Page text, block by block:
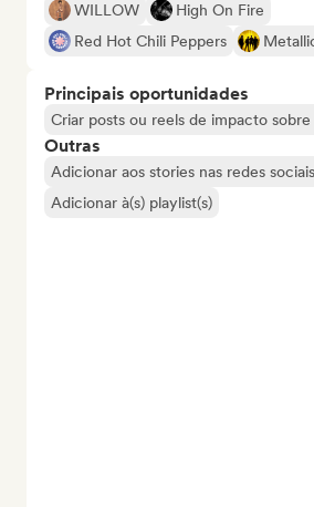
WILLOW
High On Fire
Red Hot Chili Peppers
Principais oportunidades
Criar posts ou reels de impacto sobre
Outras
Adicionar aos stories nas redes sociais
Adicionar à(s) playlist(s)